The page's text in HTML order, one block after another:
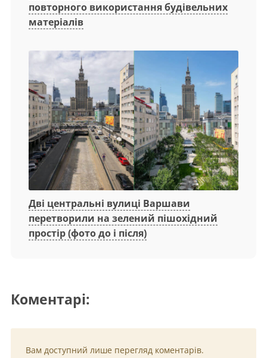
повторного використання будівельних
матеріалів
Дві центральні вулиці Варшави
перетворили на зелений пішохідний
простір (фото до і після)
Коментарі:
Вам доступний лише перегляд коментарів.